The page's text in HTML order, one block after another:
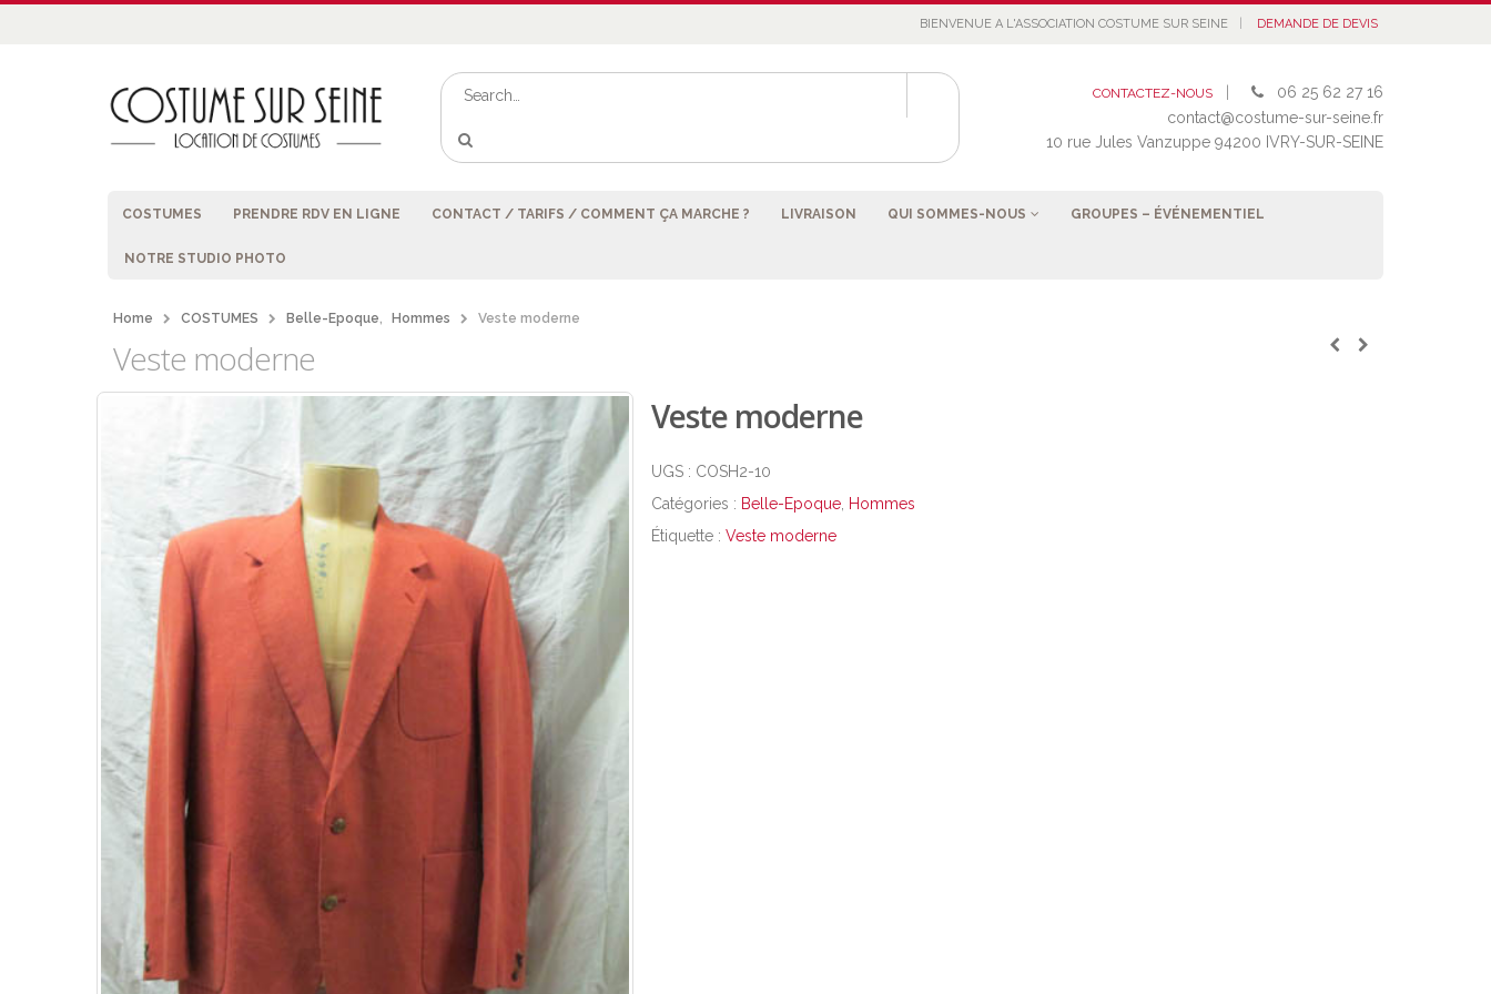
BIENVENUE A L'ASSOCIATION COSTUME SUR SEINE DEMANDE DE DEVIS
CONTACTEZ-NOUS
06 25 62 27 16
contact@costume-sur-seine.fr
10 rue Jules Vanzuppe 94200 IVRY-SUR-SEINE
COSTUMES PRENDRE RDV EN LIGNE CONTACT / TARIFS / COMMENT ÇA MARCHE ? LIVRAISON QUI SOMMES-NOUS GROUPES – ÉVÉNEMENTIEL
NOTRE STUDIO PHOTO
Home COSTUMES Belle-Epoque, Hommes Veste moderne
Veste moderne
Veste moderne
UGS : COSH2-10
Catégories : Belle-Epoque, Hommes
Étiquette : Veste moderne